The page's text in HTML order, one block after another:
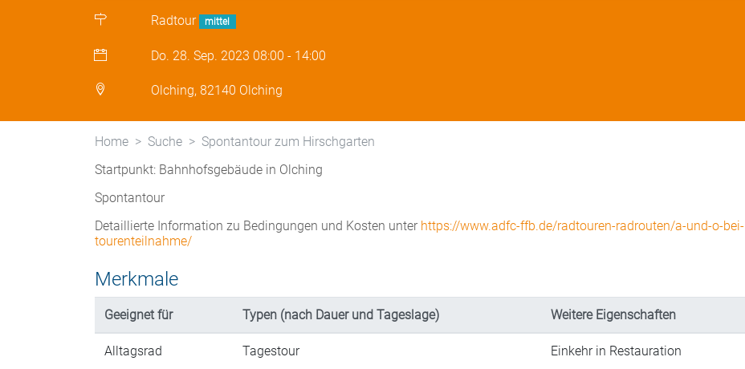
Radtour mittel
Do. 28. Sep. 2023 08:00 - 14:00
Olching, 82140 Olching
Home Suche
Spontantour zum Hirschgarten
Startpunkt: Bahnhofsgebäude in Olching
Spontantour
Detaillierte Information zu Bedingungen und Kosten unter https://www.adfc-ffb.de/radtouren-radrouten/a-und-o-bei-
tourenteilnahme/
Merkmale
Geeignet für Typen (nach Dauer und Tageslage) Weitere Eigenschaften
Alltagsrad
Tagestour Einkehr in Restauration